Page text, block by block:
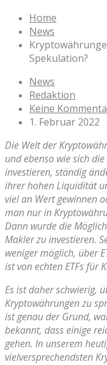
Home
News
Spekulation?
News
Redaktion
Keine
1. Februar 2022
Die Welt der
und ebenso wie sich
investieren, ständig
ihrer hohen Liquidität
viel an Wert gewinnen
man nur in
Dann wurde die
Makler zu investieren.
weniger möglich, über
ist von echten ETFs für
Es ist daher schwierig,
Kryptowährungen zu
ist genau der Grund,
bekannt, dass einige
gehen. In unserem
vielversprechendsten